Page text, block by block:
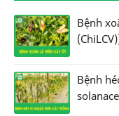
Bệnh
Bệnh